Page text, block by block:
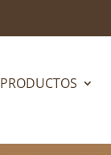
PRODUCTOS